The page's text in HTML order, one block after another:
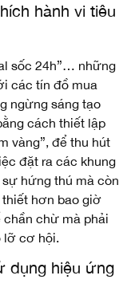
hành vi tiêu
sốc 24h”… những
các tín đồ mua
ngừng sáng tạo
cách thiết lập
vàng”, để thu hút
đặt ra các khung
hứng thú mà còn
hơn bao giờ
chần chừ mà phải
lỡ cơ hội.
dụng hiệu ứng